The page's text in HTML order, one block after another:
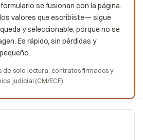
se fusionan con la página.
valores que escribiste— sigue
y seleccionable, porque no se
Es rápido, sin pérdidas y
solo lectura, contratos firmados y
judicial (CM/ECF).